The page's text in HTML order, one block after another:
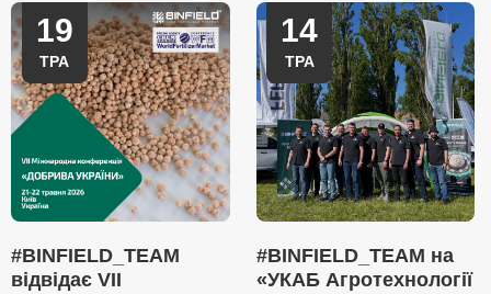
19
ТРА
#BINFIELD_TEAM
відвідає VII
14
ТРА
#BINFIELD_TEAM на
«УКАБ Агротехнології